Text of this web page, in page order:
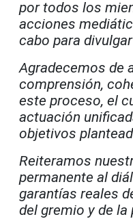
por todos los
acciones
cabo para
Agradecemos de
comprensión,
este proceso, el
actuación
objetivos
Reiteramos
permanente al
garantías reales
del gremio y de la